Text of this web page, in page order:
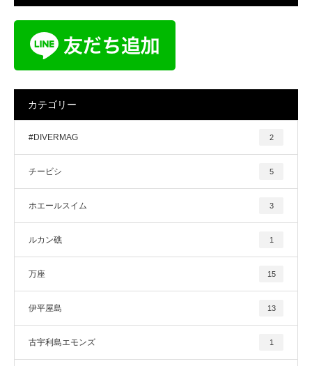
カテゴリー
#DIVERMAG 2
チービシ 5
ホエールスイム 3
ルカン礁 1
万座 15
伊平屋島 13
古宇利島エモンズ 1